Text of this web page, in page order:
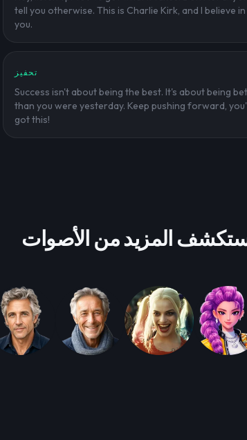
tell you otherwise. This is Charlie Kirk, and I believe in
you.
تحفيز
Success isn't about being the best. It's about being
than you were yesterday. Keep pushing forward,
got this!
المزيد من الأصوات